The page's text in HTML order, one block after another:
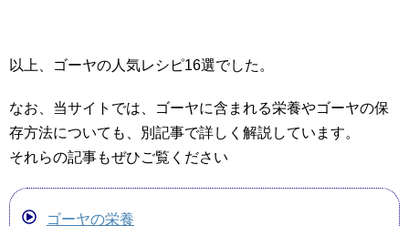
以上、ゴーヤの人気レシピ16選でした。
なお、当サイトでは、ゴーヤに含まれる栄養やゴーヤの保
存方法についても、別記事で詳しく解説しています。
それらの記事もぜひご覧ください
ゴーヤの栄養